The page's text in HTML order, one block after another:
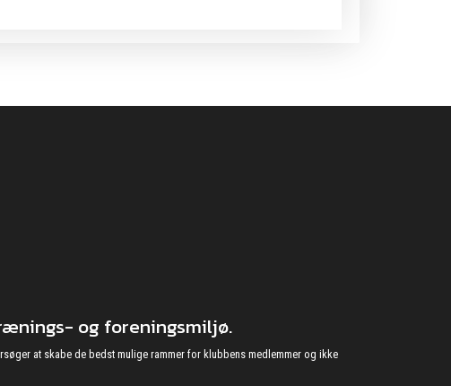
og foreningsmiljø.
at skabe de bedst mulige rammer for klubbens medlemmer og ikke